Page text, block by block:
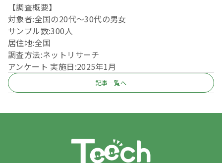
【調査概要】
対象者:全国の20代〜30代の男女
サンプル数:300人
居住地:全国
調査方法:ネットリサーチ
アンケート 実施日:2025年1月
記事一覧へ